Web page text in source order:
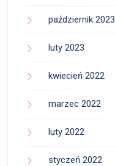
październik 2023
luty 2023
kwiecień 2022
marzec 2022
luty 2022
styczeń 2022